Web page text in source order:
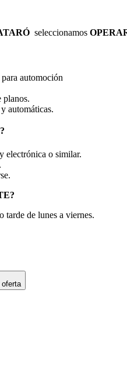
seleccionamos
automoción
planos.
automáticas.
electrónica o similar.
tarde de lunes a viernes.